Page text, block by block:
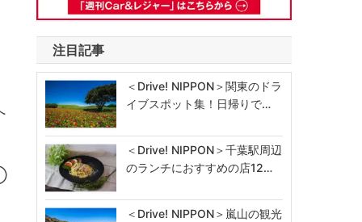
注目記事
＜Drive! NIPPON＞関東のドラ
イブスポット集！日帰りで…
＜Drive! NIPPON＞千葉駅周辺
のランチにおすすめの店12…
＜Drive! NIPPON＞嵐山の観光